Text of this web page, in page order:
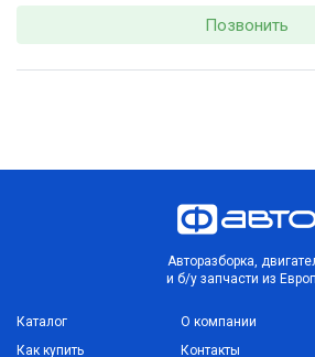
Позвонить
Авторазборка,
и б/у запчасти из
Каталог
Как купить
О компании
Контакты